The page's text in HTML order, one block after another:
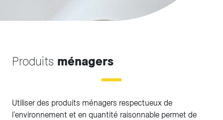
Produits ménagers
Utiliser des produits ménagers respectueux de
l’environnement et en quantité raisonnable permet de